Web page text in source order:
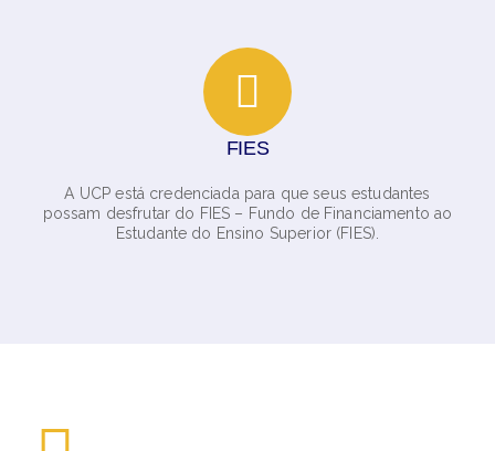
FIES
A UCP está credenciada para que seus estudantes
possam desfrutar do FIES – Fundo de Financiamento ao
Estudante do Ensino Superior (FIES).